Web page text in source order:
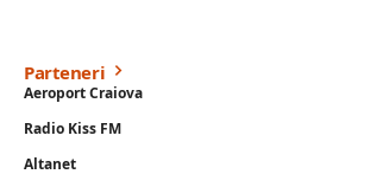
Parteneri
Aeroport Craiova
Radio Kiss FM
Altanet